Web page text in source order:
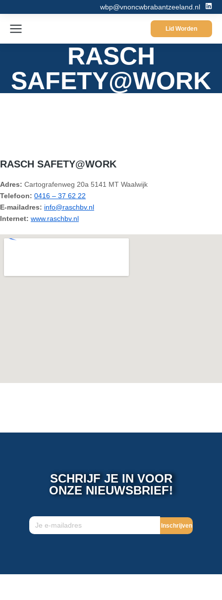
wbp@vnoncwbrabantzeeland.nl
Lid Worden
RASCH
SAFETY@WORK
RASCH SAFETY@WORK
Adres: Cartografenweg 20a 5141 MT Waalwijk
Telefoon: 0416 – 37 62 22
E-mailadres: info@raschbv.nl
Internet: www.raschbv.nl
SCHRIJF JE IN VOOR
ONZE NIEUWSBRIEF!
Inschrijven